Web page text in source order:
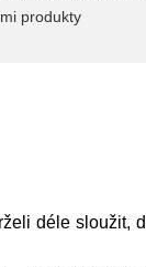
produkty
déle sloužit,